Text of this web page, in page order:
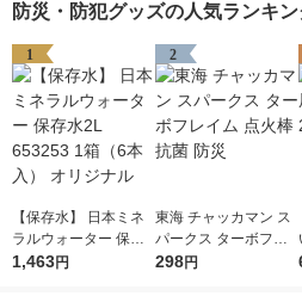
防災・防犯グッズの人気ランキン
1
【保存水】 日本ミネ
ラルウォーター 保存
水2L 653253 1箱（6
1,463円
2
東海 チャッカマン ス
パークス ターボフレ
イム 点火棒 抗菌 防災
298円